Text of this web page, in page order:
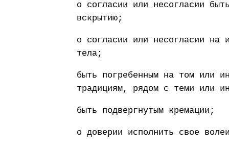
о согласии или несогласии
вскрытию;
о согласии или несогласии на
тела;
быть погребенным на том или
традициям, рядом с теми или
быть подвергнутым кремации;
о доверии исполнить свое